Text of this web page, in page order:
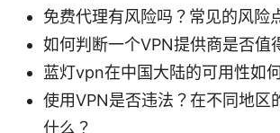
免费代理有风险吗？常见的风险
如何判断一个VPN提供商是否值
蓝灯vpn在中国大陆的可用性如
使用VPN是否违法？在不同地区
什么？